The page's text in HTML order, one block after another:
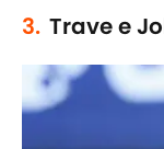
3. Trave e